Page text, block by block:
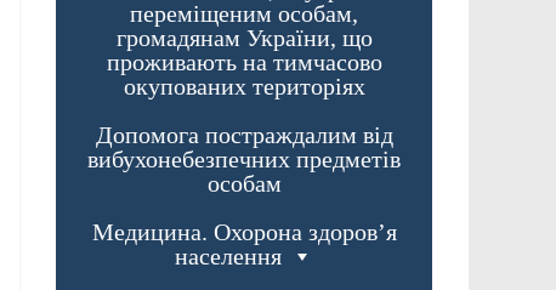
переміщеним особам,
громадянам України, що
проживають на тимчасово
окупованих територіях
Допомога постраждалим від
вибухонебезпечних предметів
особам
Медицина. Охорона здоров’я
населення